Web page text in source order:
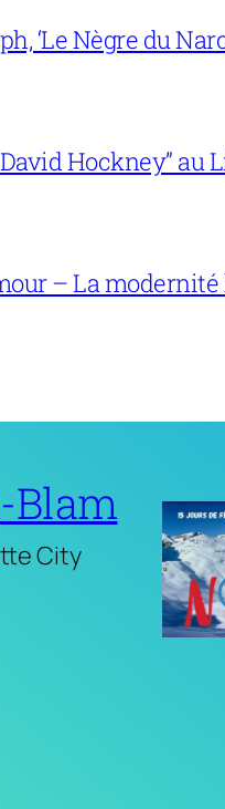
‘Le Nègre du
Hockney”
– La modernité
Blam
City